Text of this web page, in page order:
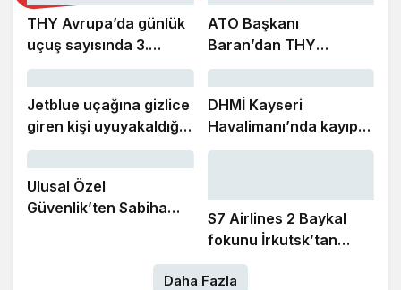
THY Avrupa’da günlük
uçuş sayısında 3.
sıradaki yerini korudu
ATO Başkanı
Baran’dan THY
Yönetim Kurulu Başkanı
Şeker’e ziyaret
Jetblue uçağına gizlice
giren kişi uyuyakaldığı
tuvalette yakalandı
DHMİ Kayseri
Havalimanı’nda kayıp
ve buluntu altın gümüş
Ulusal Özel
Güvenlik’ten Sabiha
S7 Airlines 2 Baykal
fokunu İrkutsk’tan
Moskova’ya taşıdı
Daha Fazla